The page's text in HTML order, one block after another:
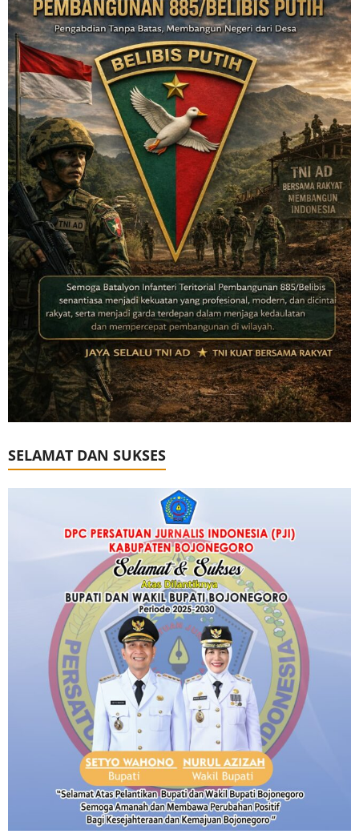
SELAMAT DAN SUKSES